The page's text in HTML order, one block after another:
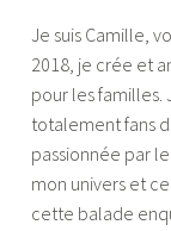
Je suis Camille,
2018, je crée et
pour les familles.
totalement fans
passionnée par
mon univers et
cette balade